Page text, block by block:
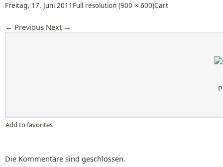
Freitag, 17. Juni 2011 Full resolution (900 × 600)Cart
← Previous Next →
Add to favorites
Die Kommentare sind geschlossen.